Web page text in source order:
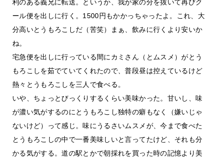
利のある義兄に転送。というか、我が家の分を抜いて再びク
ール便を出しに行く。1500円もかかっちゃったよ。これ、大
分高いとうもろこしだ（苦笑）まぁ、飲みに行くより安いか
ね。
宅急便を出しに行っている間にカミさん（とムスメ）がとう
もろこしを茹でていてくれたので、普段昼は控えているけど
熱々とうもろこしを三人で食べる。
いや、ちょっとびっくりするくらい美味かった。甘いし、味
が濃い気がするのにとうもろこし独特の癖もなく（嫌いじゃ
ないけど）って感じ。味にうるさいムスメが、今まで食べた
とうもろこしの中で一番美味しいと言ってたけど、それも分
かる気がする。道の駅とかで朝採れを買った時の記憶より美